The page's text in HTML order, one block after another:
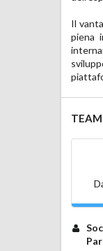
Il
piena
TEAM